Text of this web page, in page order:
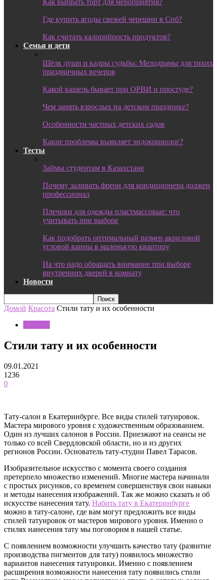
Как выбрать торт для мероприятия?
Где купить ягоды свежей черешни в Спб?
Как считать калорийность продуктов?
Семья и дети
Шёлк души и кадры судьбы: Мелодрамы для тихих
праздничных вечеров
Какой кашель бывает при ОРВИ и простуде?
Чем занять взрослых на детском празднике?
Особенности частных детских садов
Какие проблемы выявляет эндокринолог?
Тесты
Займы студентам в Казахстане
Почему заливать фреон для кондиционера должен
профессионал
Плечики для одежды пластмассовые: что
учитывать при выборе
Как подобрать оптимальный размер акриловой
угловой ванны в маленькую квартиру
На что надо обращать внимание при выборе
внутренних дверей в комнату
Новости
Домой Красота Стили тату и их особенности
Стили тату и их особенности
09.01.2021
1236
0
Тату-салон в Екатеринбурге. Все виды стилей татуировок.
Мастера мирового уровня с художественным образованием.
Один из лучших салонов в России. Приезжают на сеансы не
только со всей Свердловской области, но и из других
регионов России. Основатель тату-студии Павел Тарасов.
Изобразительное искусство с момента своего создания
претерпело множество изменений. Многие мастера начинали
с простых рисунков, со временем совершенствуя свои навыки
и методы нанесения изображений. Так же можно сказать и об
искусстве нанесения тату. Набить тату в Екатеринбурге
можно в тату-салоне, где вам могут предложить все виды
стилей татуировок от мастеров мирового уровня. Именно о
стилях нанесения тату мы поговорим в нашей статье.
С появлением возможности улучшить качество тату (развитие
производства пигментов для тату) появилось множество
вариантов нанесения татуировки. Именно с появлением
расширения возможности нанесения тату появились стили